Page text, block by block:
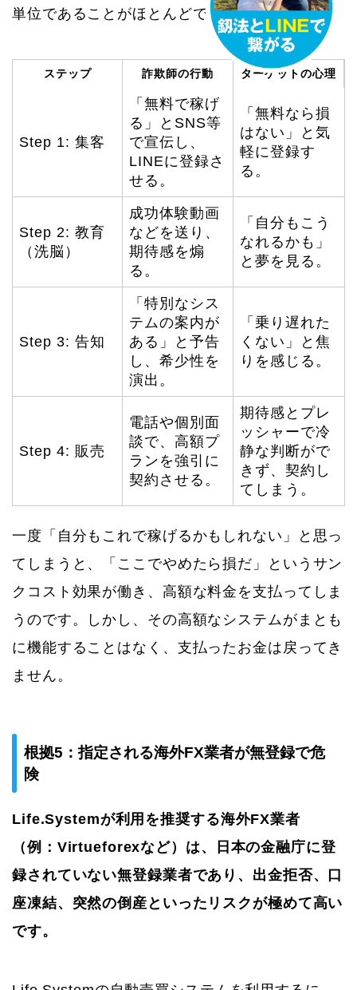
単位であることがほとんどです。
ステップ 詐欺師の行動 ターゲットの心理
Step 1: 集客
「無料で稼げ
る」とSNS等
で宣伝し、
LINEに登録さ
せる。
「無料なら損
はない」と気
軽に登録す
る。
Step 2: 教育
（洗脳）
成功体験動画
などを送り、
期待感を煽
る。
「自分もこう
なれるかも」
と夢を見る。
Step 3: 告知
「特別なシス
テムの案内が
ある」と予告
し、希少性を
演出。
「乗り遅れた
くない」と焦
りを感じる。
Step 4: 販売
電話や個別面
談で、高額プ
ランを強引に
契約させる。
期待感とプレ
ッシャーで冷
静な判断がで
きず、契約し
てしまう。
一度「自分もこれで稼げるかもしれない」と思っ
てしまうと、「ここでやめたら損だ」というサン
クコスト効果が働き、高額な料金を支払ってしま
うのです。しかし、その高額なシステムがまとも
に機能することはなく、支払ったお金は戻ってき
ません。
根拠5：指定される海外FX業者が無登録で危
険
Life.Systemが利用を推奨する海外FX業者
（例：Virtueforexなど）は、日本の金融庁に登
録されていない無登録業者であり、出金拒否、口
座凍結、突然の倒産といったリスクが極めて高い
です。